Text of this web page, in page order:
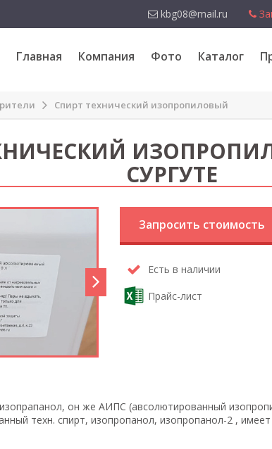
kbg08@mail.ru
Главная Компания Фото Каталог
Спирт технический изопропиловый
СУРГУТЕ
Запросить стоимость
Есть в наличии
Прайс-лист
он же АИПС (авсолютированный
техн. спирт, изопропанол, изопропанол-2 ,